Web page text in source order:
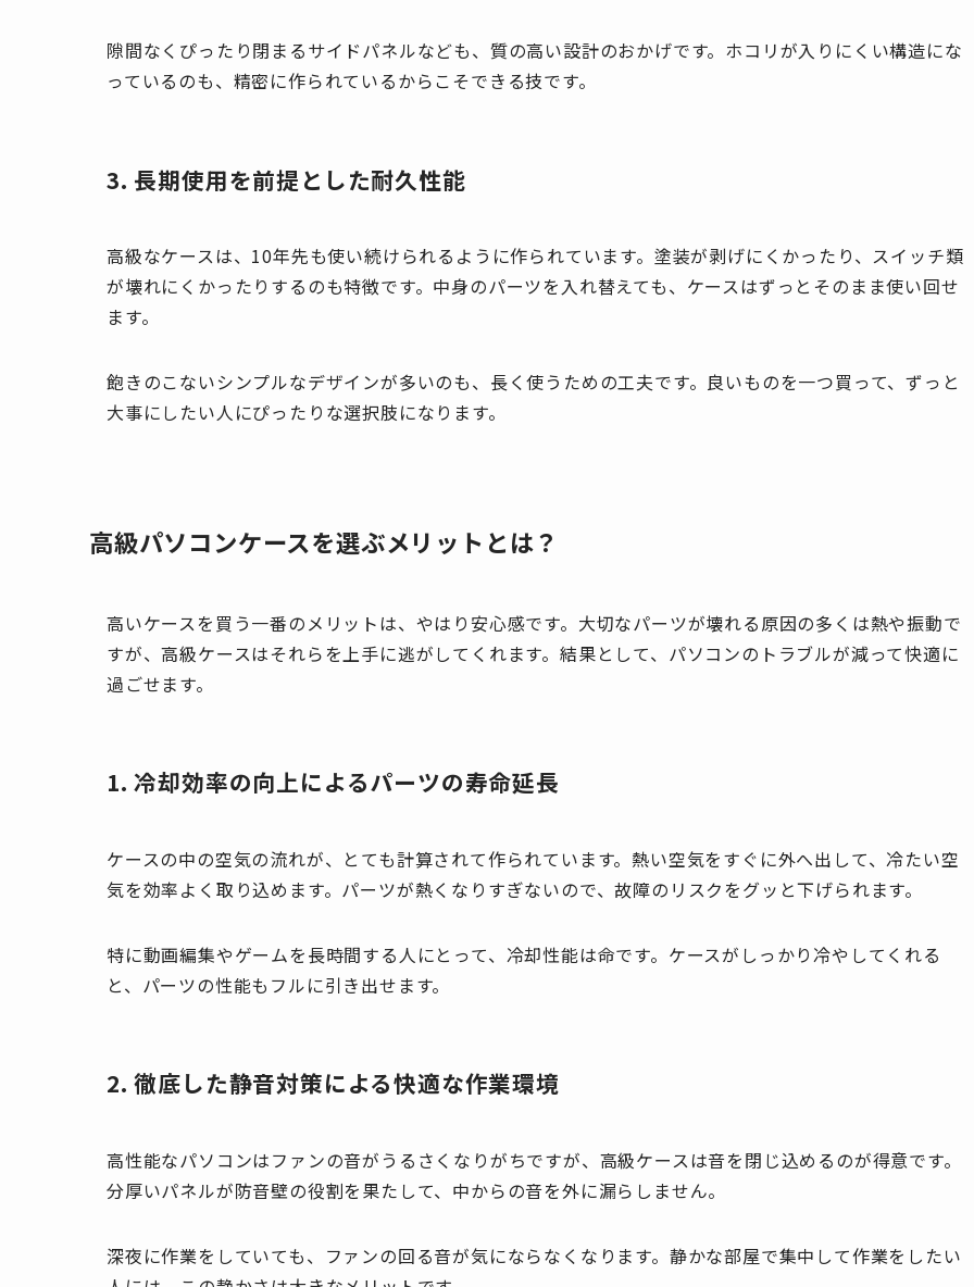
隙間なくぴったり閉まるサイドパネルなども、質の高い設計のおかげです。ホコリが入りにくい構造にな
っているのも、精密に作られているからこそできる技です。
3. 長期使用を前提とした耐久性能
高級なケースは、10年先も使い続けられるように作られています。塗装が剥げにくかったり、スイッチ類
が壊れにくかったりするのも特徴です。中身のパーツを入れ替えても、ケースはずっとそのまま使い回せ
ます。
飽きのこないシンプルなデザインが多いのも、長く使うための工夫です。良いものを一つ買って、ずっと
大事にしたい人にぴったりな選択肢になります。
高級パソコンケースを選ぶメリットとは？
高いケースを買う一番のメリットは、やはり安心感です。大切なパーツが壊れる原因の多くは熱や振動で
すが、高級ケースはそれらを上手に逃がしてくれます。結果として、パソコンのトラブルが減って快適に
過ごせます。
1. 冷却効率の向上によるパーツの寿命延長
ケースの中の空気の流れが、とても計算されて作られています。熱い空気をすぐに外へ出して、冷たい空
気を効率よく取り込めます。パーツが熱くなりすぎないので、故障のリスクをグッと下げられます。
特に動画編集やゲームを長時間する人にとって、冷却性能は命です。ケースがしっかり冷やしてくれる
と、パーツの性能もフルに引き出せます。
2. 徹底した静音対策による快適な作業環境
高性能なパソコンはファンの音がうるさくなりがちですが、高級ケースは音を閉じ込めるのが得意です。
分厚いパネルが防音壁の役割を果たして、中からの音を外に漏らしません。
深夜に作業をしていても、ファンの回る音が気にならなくなります。静かな部屋で集中して作業をしたい